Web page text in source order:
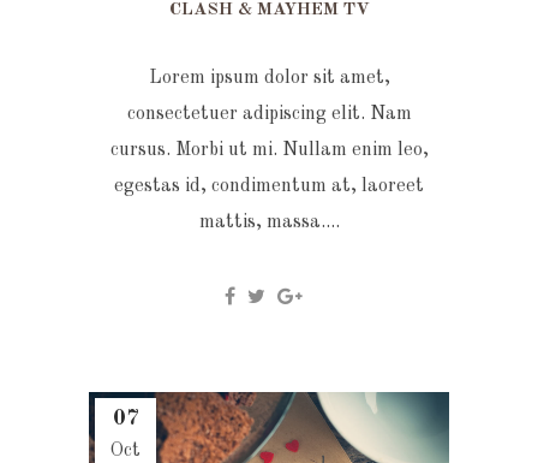
CLASH & MAYHEM TV
Lorem ipsum dolor sit amet,
consectetuer adipiscing elit. Nam
cursus. Morbi ut mi. Nullam enim leo,
egestas id, condimentum at, laoreet
mattis, massa....
07
Oct